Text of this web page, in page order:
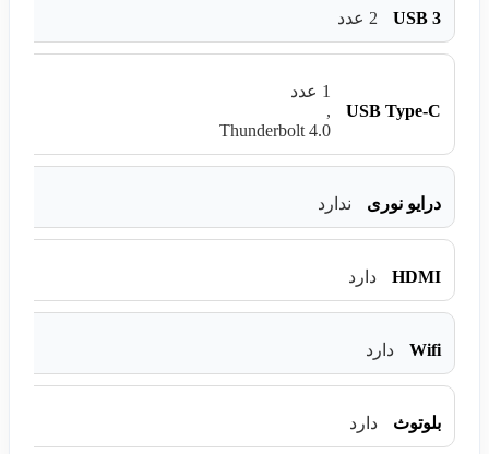
USB 3 2 عدد
USB Type-C
1 عدد
,
Thunderbolt 4.0
درایو نوری ندارد
HDMI دارد
Wifi دارد
بلوتوث دارد